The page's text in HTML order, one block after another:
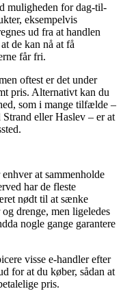
muligheden for dag-til-
eksempelvis
ud fra at handlen
de kan nå at få
får fri.
oftest er det under
pris. Alternativt kan du
som i mange tilfælde –
eller Haslev – er at
at sammenholde
har de fleste
nødt til at sænke
drenge, men ligeledes
nogle gange garantere
visse e-handler efter
for at du køber, sådan at
pris.